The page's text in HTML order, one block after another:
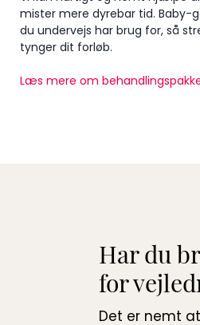
mister mere dyrebar tid. Baby-
du undervejs har brug for, så
tynger dit forløb.
Læs mere om
Har du
for
Det er nemt